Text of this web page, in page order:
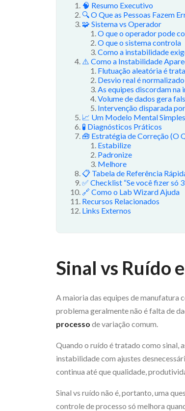
🧠 Resumo Executivo
🔍 O Que as Pessoas Fazem
🧩 Sistema vs Operador
O que o operador pode
O que o sistema controla
Como a instabilidade
⚠️ Como a Instabilidade
Flutuação aleatória é
Desvio real é normalizado
As equipes discordam na
Volume de dados gera
Intervenção disparada
📈 Um Modelo Mental Simples
🧪 Diagnósticos Práticos
🧰 Estratégia de Correção (O
Estabilize
Padronize
Melhore
📋 Tabela de Referência
✅ Checklist “Se você fizer só
🔗 Como o Lab Wizard Ajuda
Recursos Relacionados
Links Externos
Sinal vs Ruído
A maioria das equipes de manufatura
problema geralmente não é falta de
processo de variação comum.
Quando o ruído é tratado como sinal,
instabilidade com ajustes
continua até que qualidade,
Sinal vs ruído não é, portanto, uma
controle de processo só melhora